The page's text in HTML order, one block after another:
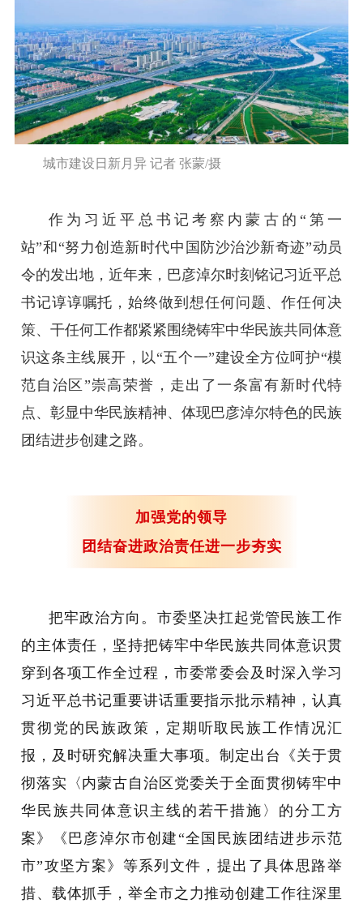
城市建设日新月异 记者 张蒙/摄
作为习近平总书记考察内蒙古的“第一
站”和“努力创造新时代中国防沙治沙新奇迹”动员
令的发出地，近年来，巴彦淖尔时刻铭记习近平总
书记谆谆嘱托，始终做到想任何问题、作任何决
策、干任何工作都紧紧围绕铸牢中华民族共同体意
识这条主线展开，以“五个一”建设全方位呵护“模
范自治区”崇高荣誉，走出了一条富有新时代特
点、彰显中华民族精神、体现巴彦淖尔特色的民族
团结进步创建之路。
加强党的领导
团结奋进政治责任进一步夯实
把牢政治方向。市委坚决扛起党管民族工作
的主体责任，坚持把铸牢中华民族共同体意识贯
穿到各项工作全过程，市委常委会及时深入学习
习近平总书记重要讲话重要指示批示精神，认真
贯彻党的民族政策，定期听取民族工作情况汇
报，及时研究解决重大事项。制定出台《关于贯
彻落实〈内蒙古自治区党委关于全面贯彻铸牢中
华民族共同体意识主线的若干措施〉的分工方
案》《巴彦淖尔市创建“全国民族团结进步示范
市”攻坚方案》等系列文件，提出了具体思路举
措、载体抓手，举全市之力推动创建工作往深里